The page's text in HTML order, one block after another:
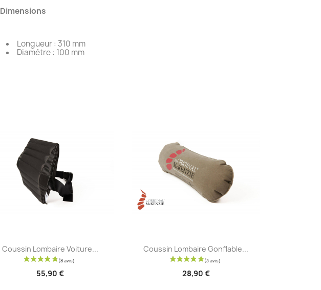
Dimensions
Longueur : 310 mm
Diamètre : 100 mm
Aperçu rapide
Coussin Lombaire Voiture...
55,90 €
 Aperçu rapide
Coussin Lombaire Gonflable...
28,90 €